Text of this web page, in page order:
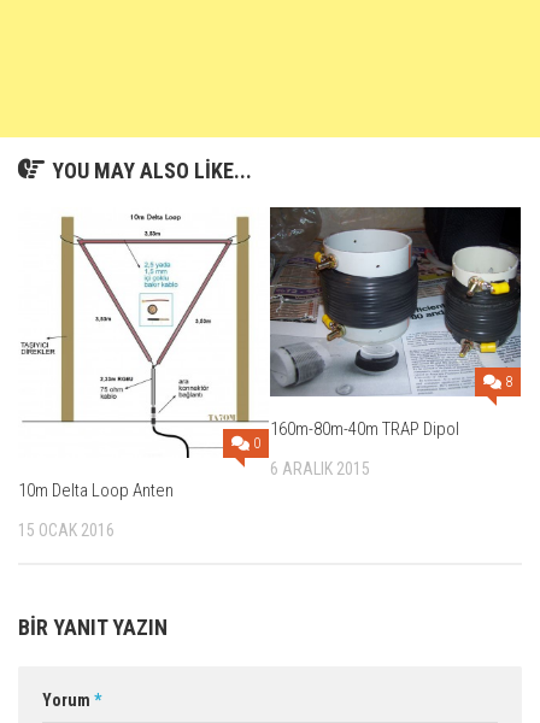
YOU MAY ALSO LIKE...
0
10m Delta Loop Anten
15 OCAK 2016
8
160m-80m-40m TRAP Dipol
6 ARALIK 2015
BIR YANIT YAZIN
Yorum *